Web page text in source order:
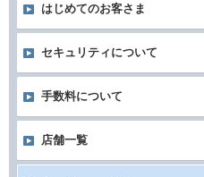
はじめてのお客さま
セキュリティについて
手数料について
店舗一覧